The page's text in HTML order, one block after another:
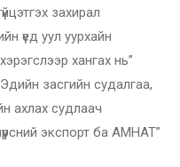
захирал
үед уул уурхайн
хангах нь”
засгийн судалгаа,
ахлах судлаач
экспорт ба АМНАТ”